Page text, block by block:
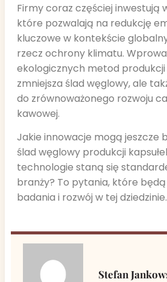
Firmy coraz częściej inwestują
które pozwalają na redukcję
kluczowe w kontekście
rzecz ochrony klimatu.
ekologicznych metod
zmniejsza ślad węglowy, ale
do zrównoważonego rozwoju
kawowej.
Jakie innowacje mogą jeszcze
ślad węglowy produkcji
technologie staną się
branży? To pytania, które
badania i rozwój w tej dziedzinie.
Stefan